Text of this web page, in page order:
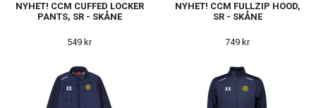
NYHET! CCM CUFFED LOCKER
PANTS, SR - SKÅNE
549 kr
NYHET! CCM FULLZIP HOOD,
SR - SKÅNE
749 kr